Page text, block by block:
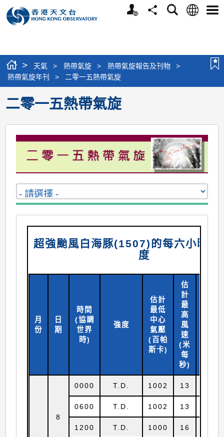
個
分
搜
語
選
> 天氣 > 熱帶氣旋 > 熱帶氣旋報告及刊物
>
熱帶氣旋年刊
> 二零一五熱帶氣旋
二零一五熱帶氣旋
超強颱風白海豚(1507)的每六小時位
度
月
份
日
期
時間
(協調
世界
時)
強度
估計
最低
中心
氣壓
(百帕
斯卡)
估
計
最
高
風
速
(米
每
秒)
8
0000 T.D. 1002 13
0600 T.D. 1002 13
1200 T.D. 1000 16